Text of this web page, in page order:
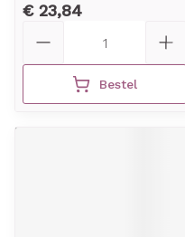
€ 23,84
Bestel